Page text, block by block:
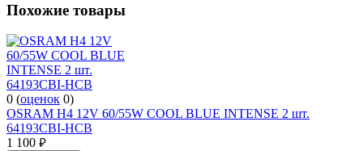
Похожие товары
0 (оценок 0)
OSRAM H4 12V 60/55W COOL BLUE INTENSE 2 шт.
64193CBI-HCB
1 100 руб.